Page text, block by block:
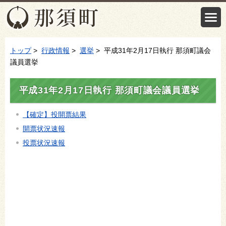
トップ> 行政情報 > 選挙 > 平成31年2月17日執行 那須町議会
議員選挙
平成31年2月17日執行 那須町議会議員選挙
【確定】投開票結果
開票状況速報
投票状況速報